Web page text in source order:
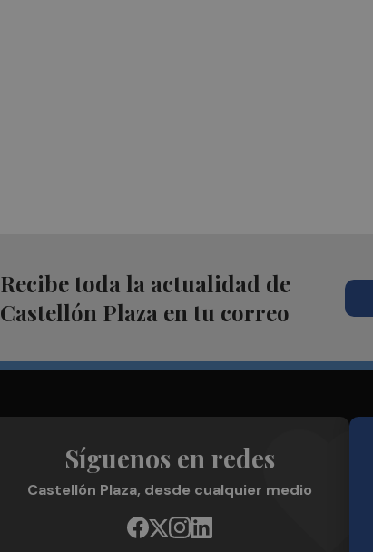
Recibe toda la actualidad de
Castellón Plaza en tu correo
Síguenos en redes
Castellón Plaza, desde cualquier medio